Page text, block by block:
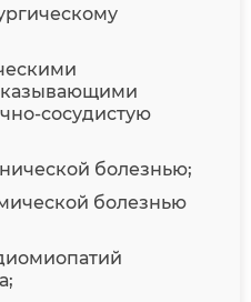
сосудистую
болезнью;
болезнью